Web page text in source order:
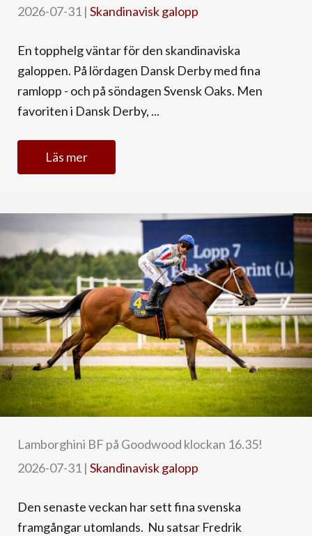
2026-07-31 | Skandinavisk galopp
En topphelg väntar för den skandinaviska
galoppen. På lördagen Dansk Derby med fina
ramlopp - och på söndagen Svensk Oaks. Men
favoriten i Dansk Derby, ...
Läs mer
Lamborghini BF på Goodwood klockan 16.35!
2026-07-31 | Skandinavisk galopp
Den senaste veckan har sett fina svenska
framgångar utomlands. Nu satsar Fredrik